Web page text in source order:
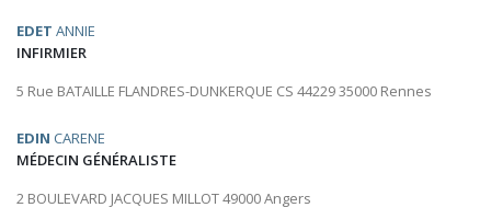
EDET ANNIE
INFIRMIER
5 Rue BATAILLE FLANDRES-DUNKERQUE CS 44229 35000 Rennes
EDIN CARENE
MÉDECIN GÉNÉRALISTE
2 BOULEVARD JACQUES MILLOT 49000 Angers